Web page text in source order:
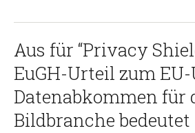
Aus für “Privacy
EuGH-Urteil zum EU-
Datenabkommen für
Bildbranche bedeutet